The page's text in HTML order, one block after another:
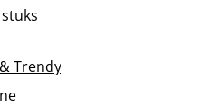
Trendy